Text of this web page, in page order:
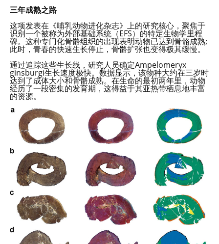
三年成熟之路
这项发表在《哺乳动物进化杂志》上的研究核心，聚焦于
识别一个被称为外部基础系统（EFS）的特定生物学里程
碑。这种专门化骨骼组织的出现表明动物已达到骨骼成熟;
此时，青春的快速生长停止，骨骼扩张也变得极其缓慢。
通过追踪这些生长线，研究人员确定Ampelomeryx
ginsburgi生长速度极快。数据显示，该物种大约在三岁时
达到了成体大小和骨骼成熟。在生命的最初两年里，动物
经历了一段密集的发育期，这得益于其亚热带栖息地丰富
的资源。